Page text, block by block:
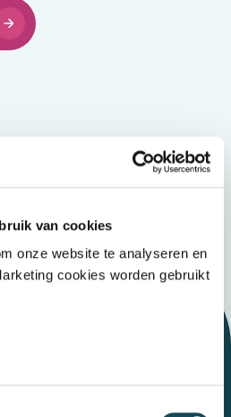
van cookies
onze website te analyseren en
cookies worden gebruikt